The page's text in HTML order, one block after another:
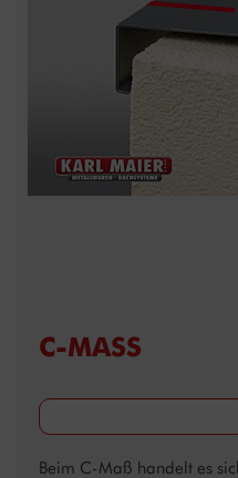
C-MASS
Beim C-Maß handelt es